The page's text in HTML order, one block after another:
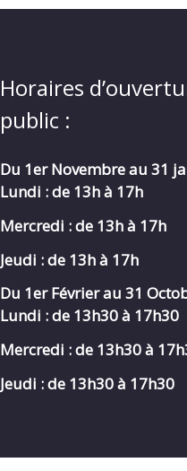
Horaires
public :
Du 1er Novembre au 31
Lundi : de 13h à 17h
Mercredi :de 13h à 17h
Jeudi : de 13h à 17h
Du 1er Février au 31
Lundi : de 13h30 à 17h30
Mercredi :de 13h30 à
Jeudi : de 13h30 à 17h30